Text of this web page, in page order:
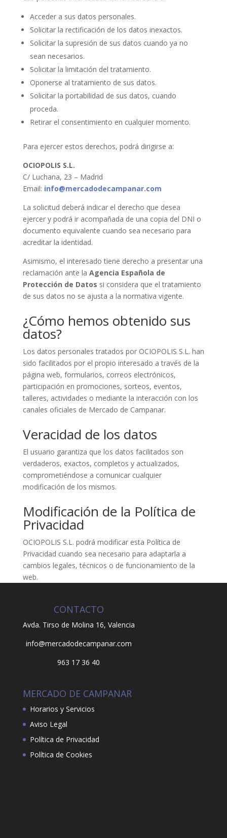
Acceder a sus datos personales.
Solicitar la rectificación de los datos inexactos.
Solicitar la supresión de sus datos cuando ya no
sean necesarios.
Solicitar la limitación del tratamiento.
Oponerse al tratamiento de sus datos.
Solicitar la portabilidad de sus datos, cuando
proceda.
Retirar el consentimiento en cualquier momento.
Para ejercer estos derechos, podrá dirigirse a:
OCIOPOLIS S.L.
C/ Luchana, 23 – Madrid
Email: info@mercadodecampanar.com
La solicitud deberá indicar el derecho que desea
ejercer y podrá ir acompañada de una copia del DNI o
documento equivalente cuando sea necesario para
acreditar la identidad.
Asimismo, el interesado tiene derecho a presentar una
reclamación ante la Agencia Española de
Protección de Datos si considera que el tratamiento
de sus datos no se ajusta a la normativa vigente.
¿Cómo hemos obtenido sus
datos?
Los datos personales tratados por OCIOPOLIS S.L. han
sido facilitados por el propio interesado a través de la
página web, formularios, correos electrónicos,
participación en promociones, sorteos, eventos,
talleres, actividades o mediante la interacción con los
canales oficiales de Mercado de Campanar.
Veracidad de los datos
El usuario garantiza que los datos facilitados son
verdaderos, exactos, completos y actualizados,
comprometiéndose a comunicar cualquier
modificación de los mismos.
Modificación de la Política de
Privacidad
OCIOPOLIS S.L. podrá modificar esta Política de
Privacidad cuando sea necesario para adaptarla a
cambios legales, técnicos o de funcionamiento de la
web.
CONTACTO
Avda. Tirso de Molina 16, Valencia
info@mercadodecampanar.com
963 17 36 40
MERCADO DE CAMPANAR
Horarios y Servicios
Aviso Legal
Política de Privacidad
Política de Cookies